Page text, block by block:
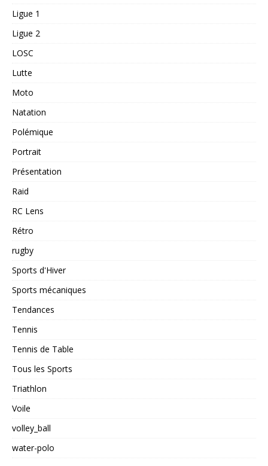
Ligue 1
Ligue 2
LOSC
Lutte
Moto
Natation
Polémique
Portrait
Présentation
Raid
RC Lens
Rétro
rugby
Sports d'Hiver
Sports mécaniques
Tendances
Tennis
Tennis de Table
Tous les Sports
Triathlon
Voile
volley_ball
water-polo